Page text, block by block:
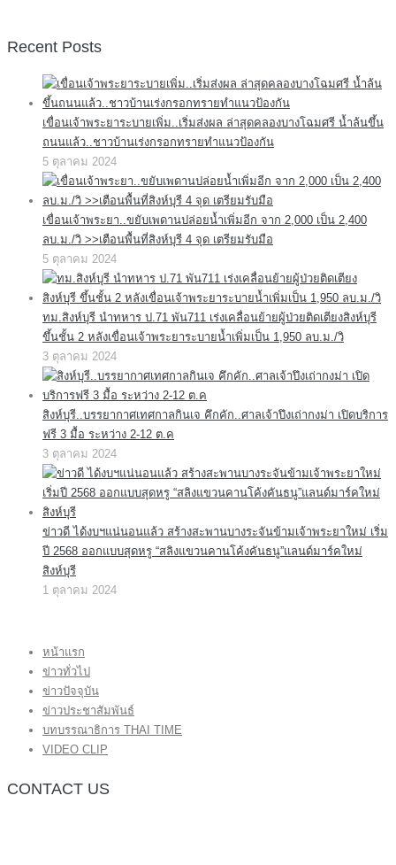
Recent Posts
เขื่อนเจ้าพระยาระบายเพิ่ม..เริ่มส่งผล ล่าสุดคลองบางโฉมศรี น้ำล้นขึ้น
ถนนแล้ว..ชาวบ้านเร่งกรอกทรายทำแนวป้องกัน
5 ตุลาคม 2024
เขื่อนเจ้าพระยา..ขยับเพดานปล่อยน้ำเพิ่มอีก จาก 2,000 เป็น 2,400
ลบ.ม./วิ >>เตือนพื้นที่สิงห์บุรี 4 จุด เตรียมรับมือ
5 ตุลาคม 2024
ทม.สิงห์บุรี นำทหาร ป.71 พัน711 เร่งเคลื่อนย้ายผู้ป่วยติดเตียงสิงห์บุรี
ขึ้นชั้น 2 หลังเขื่อนเจ้าพระยาระบายน้ำเพิ่มเป็น 1,950 ลบ.ม./วิ
3 ตุลาคม 2024
สิงห์บุรี..บรรยากาศเทศกาลกินเจ คึกคัก..ศาลเจ้าปึงเถ่ากงม่า เปิดบริการ
ฟรี 3 มื้อ ระหว่าง 2-12 ต.ค
3 ตุลาคม 2024
ข่าวดี ได้งบฯแน่นอนแล้ว สร้างสะพานบางระจันข้ามเจ้าพระยาใหม่ เริ่ม
ปี 2568 ออกแบบสุดหรู “สลิงแขวนคานโค้งคันธนู”แลนด์มาร์คใหม่
สิงห์บุรี
1 ตุลาคม 2024
หน้าแรก
ข่าวทั่วไป
ข่าวปัจจุบัน
ข่าวประชาสัมพันธ์
บทบรรณาธิการ THAI TIME
VIDEO CLIP
CONTACT US